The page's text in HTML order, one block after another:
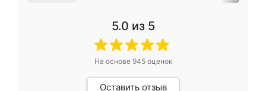
5.0 из 5
На основе 945оценок
Оставить отзыв